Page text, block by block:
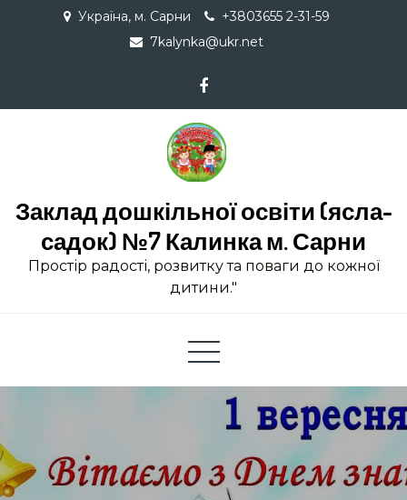
Україна, м. Сарни
+3803655 2-31-59
7kalynka@ukr.net
Заклад дошкільної освіти (ясла-
садок) №7 Калинка м. Сарни
Простір радості, розвитку та поваги до кожної
дитини."